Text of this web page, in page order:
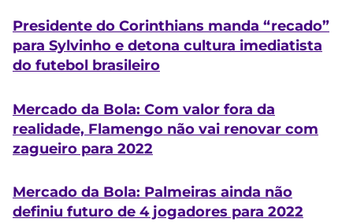
Presidente do Corinthians manda “recado”
para Sylvinho e detona cultura imediatista
do futebol brasileiro
Mercado da Bola: Com valor fora da
realidade, Flamengo não vai renovar com
zagueiro para 2022
Mercado da Bola: Palmeiras ainda não
definiu futuro de 4 jogadores para 2022